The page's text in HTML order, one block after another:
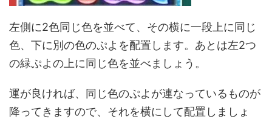
左側に2色同じ色を並べて、その横に一段上に同じ
色、下に別の色のぷよを配置します。あとは左2つ
の緑ぷよの上に同じ色を並べましょう。
運が良ければ、同じ色のぷよが連なっているものが
降ってきますので、それを横にして配置しましょ